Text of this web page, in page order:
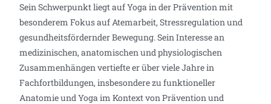
Sein Schwerpunkt liegt auf Yoga in der Prävention mit
besonderem Fokus auf Atemarbeit, Stressregulation und
gesundheitsfördernder Bewegung. Sein Interesse an
medizinischen, anatomischen und physiologischen
Zusammenhängen vertiefte er über viele Jahre in
Fachfortbildungen, insbesondere zu funktioneller
Anatomie und Yoga im Kontext von Prävention und